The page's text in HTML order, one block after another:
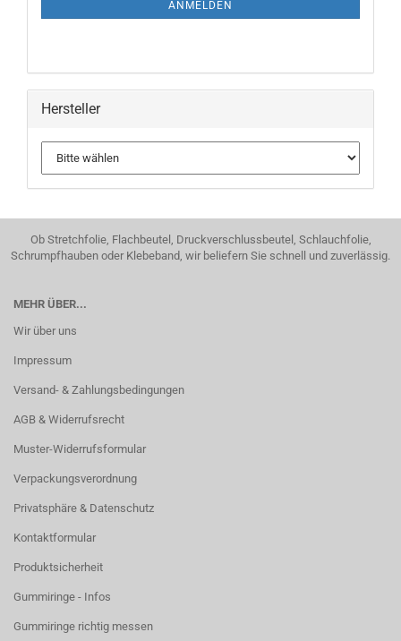
ANMELDEN
Hersteller
Ob Stretchfolie, Flachbeutel, Druckverschlussbeutel, Schlauchfolie,
Schrumpfhauben oder Klebeband, wir beliefern Sie schnell und zuverlässig.
MEHR ÜBER...
Wir über uns
Impressum
Versand- & Zahlungsbedingungen
AGB & Widerrufsrecht
Muster-Widerrufsformular
Verpackungsverordnung
Privatsphäre & Datenschutz
Kontaktformular
Produktsicherheit
Gummiringe - Infos
Gummiringe richtig messen